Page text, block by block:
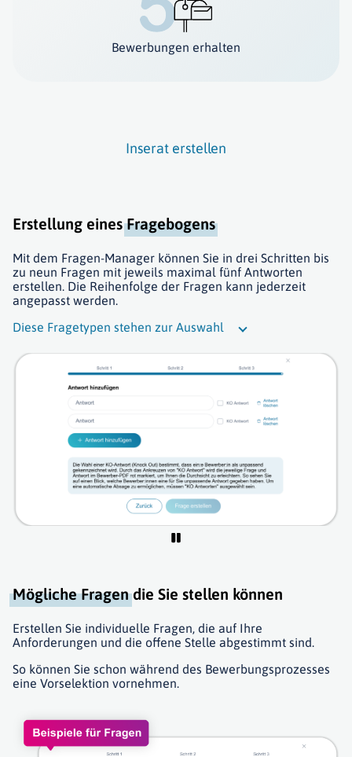
Bewerbungen erhalten
Inserat erstellen
Erstellung einesFragebogens
Mit dem Fragen-Manager können Sie in drei Schritten bis
zu neun Fragen mit jeweils maximal fünf Antworten
erstellen. Die Reihenfolge der Fragen kann jederzeit
angepasst werden.
Diese Fragetypen stehen zur Auswahl
Mögliche Fragendie Sie stellen können
Erstellen Sie individuelle Fragen, die auf Ihre
Anforderungen und die offene Stelle abgestimmt sind.
So können Sie schon während des Bewerbungsprozesses
eine Vorselektion vornehmen.